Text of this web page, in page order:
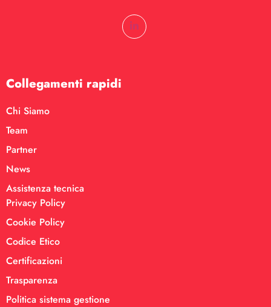
Collegamenti rapidi
Chi Siamo
Team
Partner
News
Assistenza tecnica
Privacy Policy
Cookie Policy
Codice Etico
Certificazioni
Trasparenza
Politica sistema gestione